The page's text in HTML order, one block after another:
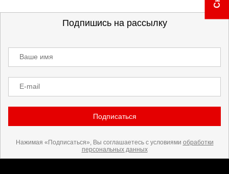
Подпишись на рассылку
Ваше имя
E-mail
Подписаться
Нажимая «Подписаться», Вы соглашаетесь с условиями обработки
персональных данных